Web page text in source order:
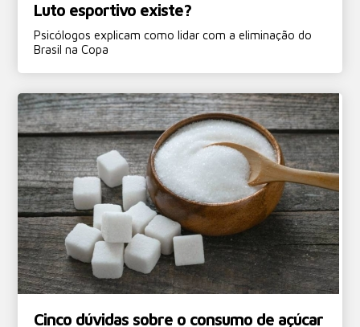
Luto esportivo existe?
Psicólogos explicam como lidar com a eliminação do
Brasil na Copa
Cinco dúvidas sobre o consumo de açúcar